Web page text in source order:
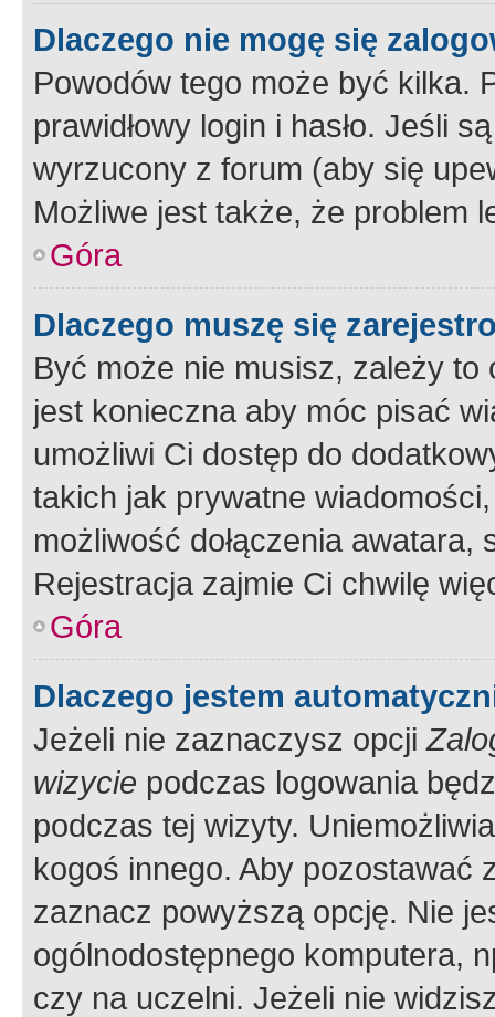
Dlaczego nie mogę się
Powodów tego może być kilka.
prawidłowy login i hasło. Jeśli
wyrzucony z forum (aby się
Możliwe jest także, że problem
Góra
Dlaczego muszę się
Być może nie musisz, zależy
jest konieczna aby móc pisać
umożliwi Ci dostęp do
takich jak prywatne
możliwość dołączenia
Rejestracja zajmie Ci chwilę
Góra
Dlaczego jestem
Jeżeli nie zaznaczysz opcji
wizycie podczas logowania
podczas tej wizyty.
kogoś innego. Aby pozostawać
zaznacz powyższą opcję. Nie
ogólnodostępnego komputera,
czy na uczelni. Jeżeli nie